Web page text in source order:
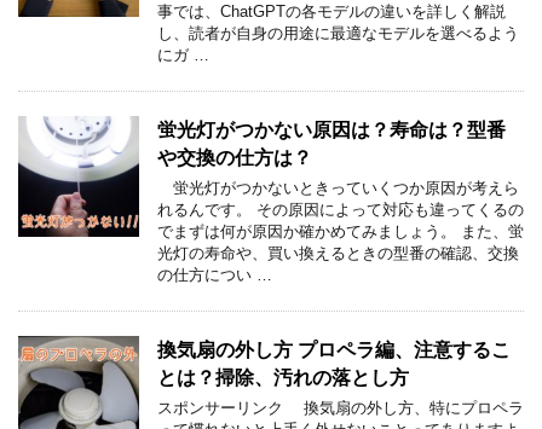
事では、ChatGPTの各モデルの違いを詳しく解説
し、読者が自身の用途に最適なモデルを選べるよう
にガ …
蛍光灯がつかない原因は？寿命は？型番
や交換の仕方は？
蛍光灯がつかないときっていくつか原因が考えら
れるんです。 その原因によって対応も違ってくるの
でまずは何が原因か確かめてみましょう。 また、蛍
光灯の寿命や、買い換えるときの型番の確認、交換
の仕方につい …
換気扇の外し方 プロペラ編、注意するこ
とは？掃除、汚れの落とし方
スポンサーリンク 換気扇の外し方、特にプロペラ